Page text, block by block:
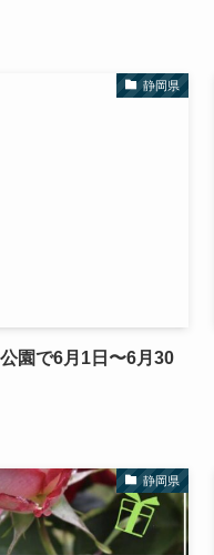
静岡県
園で6月1日〜6月30
静岡県